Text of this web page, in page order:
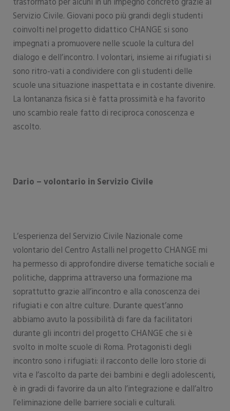
trasformato per alcuni in un impegno concreto grazie al
Servizio Civile. Giovani poco più grandi degli studenti
coinvolti nel progetto didattico CHANGE si sono
impegnati a promuovere nelle scuole la cultura del
dialogo e dell’incontro. I volontari, insieme ai rifugiati si
sono ritro-vati a condividere con gli studenti delle
scuole una situazione inaspettata e in costante divenire.
La lontananza fisica si è fatta prossimità e ha favorito
uno scambio reale fatto di reciproca conoscenza e
ascolto.
Dario – volontario in Servizio Civile
L’esperienza del Servizio Civile Nazionale come
volontario del Centro Astalli nel progetto CHANGE mi
ha permesso di approfondire diverse tematiche sociali e
politiche, dapprima attraverso una formazione ma
soprattutto grazie all’incontro e alla conoscenza dei
rifugiati e con altre culture. Durante quest’anno
abbiamo avuto la possibilità di fare da facilitatori
durante gli incontri del progetto CHANGE che si è
svolto in molte scuole di Roma. Protagonisti degli
incontro sono i rifugiati: il racconto delle loro storie di
vita e l’ascolto da parte dei bambini e degli adolescenti,
è in gradi di favorire da un alto l’integrazione e dall’altro
l’eliminazione delle barriere sociali e culturali.